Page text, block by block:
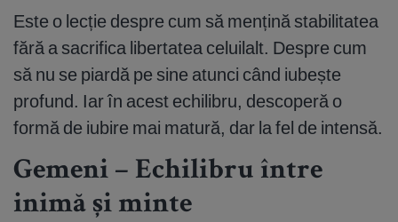
Este o lecție despre cum să mențină stabilitatea
fără a sacrifica libertatea celuilalt. Despre cum
să nu se piardă pe sine atunci când iubește
profund. Iar în acest echilibru, descoperă o
formă de iubire mai matură, dar la fel de intensă.
Gemeni – Echilibru între
inimă și minte